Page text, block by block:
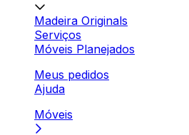
Madeira Originals
Serviços
Móveis Planejados
Meus pedidos
Ajuda
Móveis